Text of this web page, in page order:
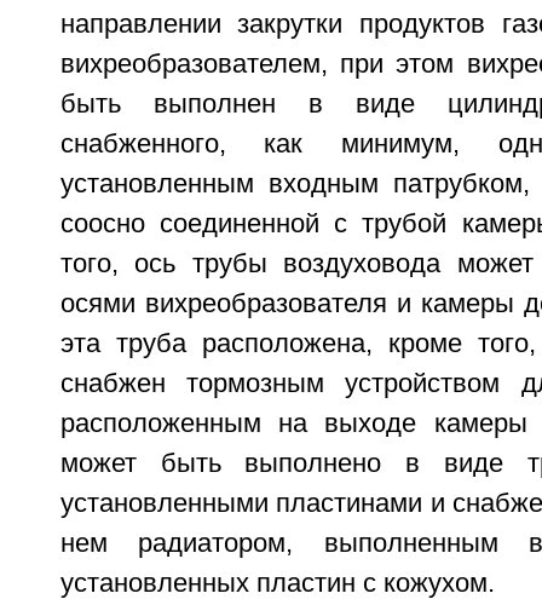
направлении закрутки продуктов
вихреобразователем, при этом
быть выполнен в виде
снабженного, как минимум,
установленным входным
соосно соединенной с трубой
того, ось трубы воздуховода
осями вихреобразователя и камеры
эта труба расположена, кроме
снабжен тормозным устройством
расположенным на выходе камеры
может быть выполнено в виде
установленными пластинами и
нем радиатором, выполненным
установленных пластин с кожухом.